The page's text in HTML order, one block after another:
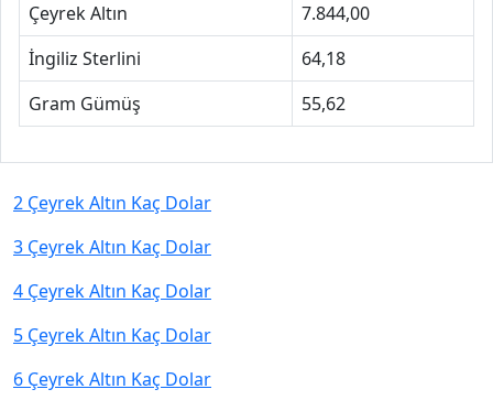
Çeyrek Altın
7.844,00
İngiliz Sterlini
64,18
Gram Gümüş
55,62
2 Çeyrek Altın Kaç Dolar
3 Çeyrek Altın Kaç Dolar
4 Çeyrek Altın Kaç Dolar
5 Çeyrek Altın Kaç Dolar
6 Çeyrek Altın Kaç Dolar